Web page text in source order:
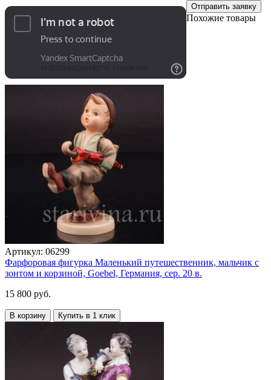
Отправить заявку
Похожие товары
Артикул: 06299
Фарфоровая фигурка Маленький путешественник, мальчик с
зонтом и корзиной, Goebel, Германия, сер. 20 в.
15 800 руб.
В корзину Купить в 1 клик